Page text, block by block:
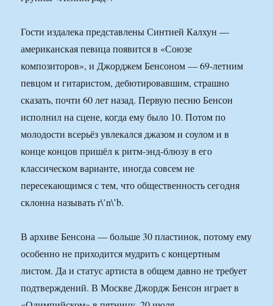
Гости издалека представлены Синтией Калхун —
американская певица появится в «Союзе
композиторов», и Джорджем Бенсоном — 69-летним
певцом и гитаристом, дебютировавшим, страшно
сказать, почти 60 лет назад. Первую песню Бенсон
исполнил на сцене, когда ему было 10. Потом по
молодости всерьёз увлекался джазом и соулом и в
конце концов пришёл к ритм-энд-блюзу в его
классическом варианте, иногда совсем не
пересекающимся с тем, что общественность сегодня
склонна называть r\’n\’b.
В архиве Бенсона — больше 30 пластинок, потому ему
особенно не приходится мудрить с концертным
листом. Да и статус артиста в общем давно не требует
подтверждений. В Москве Джордж Бенсон играет в